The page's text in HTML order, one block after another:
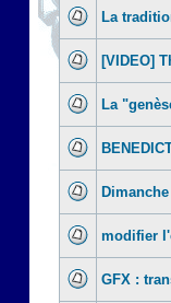
La
[VIDEO]
La
modifier
GFX :